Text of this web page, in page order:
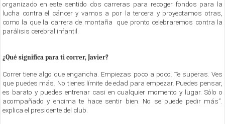
organizado en este sentido dos carreras para recoger fondos para la
lucha contra el cáncer y vamos a por la tercera y proyectamos otras,
como la que la carrera de montaña que pronto celebraremos contra la
parálisis cerebral infantil.
¿Qué significa para ti correr, Javier?
Correr tiene algo que engancha. Empiezas poco a poco. Te superas. Ves
que puedes más. No tienes límite de edad para empezar. Puedes pensar,
es barato y puedes entrenar casi en cualquier momento y lugar. Sólo o
acompañado y encima te hace sentir bien. No se puede pedir más”.
explica el presidente del club.